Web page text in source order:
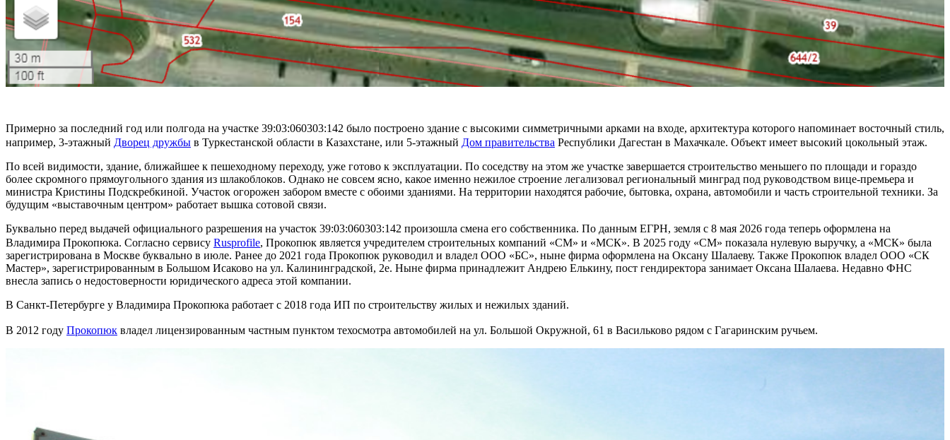
Примерно за последний год или полгода на участке 39:03:060303:142 было построено здание с высокими симметричными арками на входе, архитектура которого напоминает восточный стиль,
например, 3-этажный Дворец дружбы в Туркестанской области в Казахстане, или 5-этажный Дом правительства Республики Дагестан в Махачкале. Объект имеет высокий цокольный этаж.
По всей видимости, здание, ближайшее к пешеходному переходу, уже готово к эксплуатации. По соседству на этом же участке завершается строительство меньшего по площади и гораздо
более скромного прямоугольного здания из шлакоблоков. Однако не совсем ясно, какое именно нежилое строение легализовал региональный минград под руководством вице-премьера и
министра Кристины Подскребкиной. Участок огорожен забором вместе с обоими зданиями. На территории находятся рабочие, бытовка, охрана, автомобили и часть строительной техники. За
будущим «выставочным центром» работает вышка сотовой связи.
Буквально перед выдачей официального разрешения на участок 39:03:060303:142 произошла смена его собственника. По данным ЕГРН, земля с 8 мая 2026 года теперь оформлена на
Владимира Прокопюка. Согласно сервису Rusprofile, Прокопюк является учредителем строительных компаний «СМ» и «МСК». В 2025 году «СМ» показала нулевую выручку, а «МСК» была
зарегистрирована в Москве буквально в июле. Ранее до 2021 года Прокопюк руководил и владел ООО «БС», ныне фирма оформлена на Оксану Шалаеву. Также Прокопюк владел ООО «СК
Мастер», зарегистрированным в Большом Исаково на ул. Калининградской, 2е. Ныне фирма принадлежит Андрею Елькину, пост гендиректора занимает Оксана Шалаева. Недавно ФНС
внесла запись о недостоверности юридического адреса этой компании.
В Санкт-Петербурге у Владимира Прокопюка работает с 2018 года ИП по строительству жилых и нежилых зданий.
В 2012 году Прокопюк владел лицензированным частным пунктом техосмотра автомобилей на ул. Большой Окружной, 61 в Васильково рядом с Гагаринским ручьем.